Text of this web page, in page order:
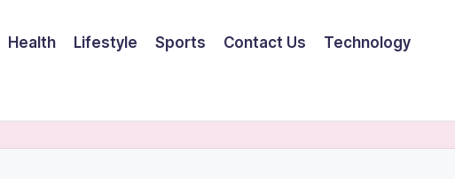
Health Lifestyle Sports Contact Us Technology